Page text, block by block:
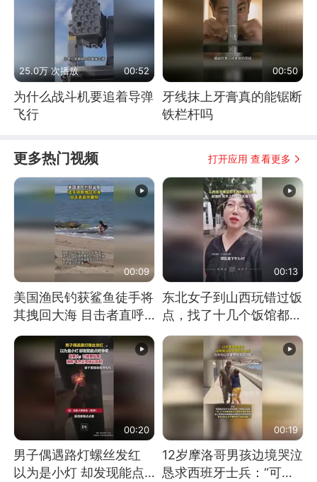
25.0万 次播放 00:52
为什么战斗机要追着导弹
飞行
00:50
牙线抹上牙膏真的能锯断
铁栏杆吗
更多热门视频 打开应用 查看更多
00:09
美国渔民钓获鲨鱼徒手将
其拽回大海 目击者直呼
震惊 （视频来源：参考
消息）
00:13
东北女子到山西玩错过饭
点，找了十几个饭馆都没
开门：午休到几点
00:20
男子偶遇路灯螺丝发红
以为是小灯 却发现能点
00:19
12岁摩洛哥男孩边境哭泣
恳求西班牙士兵：“可不